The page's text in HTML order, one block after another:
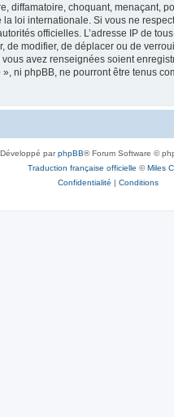
diffamatoire, choquant, menaçant,
loi internationale. Si vous ne
officielles. L’adresse IP de
modifier, de déplacer ou de
avez renseignées soient
ni phpBB, ne pourront être tenus
Développé parphpBB® Forum Software ©
Traduction française officielle ©Miles
Confidentialité | Conditions